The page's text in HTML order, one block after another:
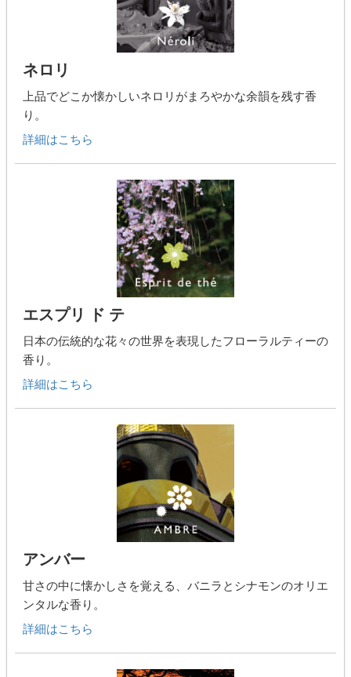
ネロリ
上品でどこか懐かしいネロリがまろやかな余韻を残す香
り。
詳細はこちら
エスプリ ド テ
日本の伝統的な花々の世界を表現したフローラルティーの
香り。
詳細はこちら
アンバー
甘さの中に懐かしさを覚える、バニラとシナモンのオリエ
ンタルな香り。
詳細はこちら